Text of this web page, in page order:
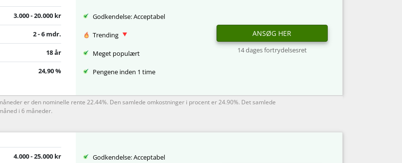
3.000 - 20.000 kr
2 - 6 mdr.
18 år
24,90 %
Godkendelse: Acceptabel
Trending
Meget populært
Pengene inden 1 time
ANSØG HER
14 dages fortrydelsesret
er den nominelle rente 22.44%. Den samlede omkostninger i procent er 24.90%. Det samlede
i 6 måneder.
4.000 - 25.000 kr Godkendelse: Acceptabel